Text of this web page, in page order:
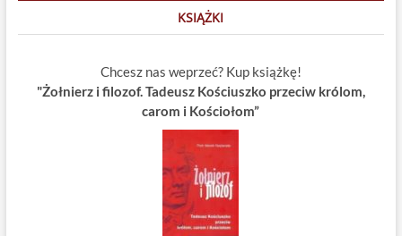
KSIĄŻKI
Chcesz nas weprzeć? Kup książkę!
"Żołnierz i filozof. Tadeusz Kościuszko przeciw królom,
carom i Kościołom”